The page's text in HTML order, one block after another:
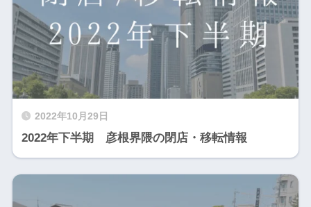
2022年10月29日
2022年下半期 彦根界隈の閉店・移転情報